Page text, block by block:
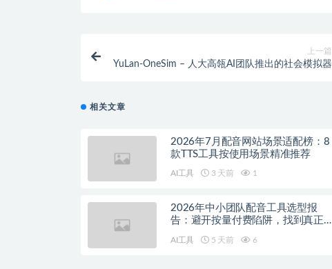
上一篇
YuLan-OneSim – 人大高瓴AI团队推出的社会模拟器
相关文章
2026年7月配音网站场景适配榜：8
款TTS工具按使用场景精准推荐
AI工具 3 天前 1
2026年中小团队配音工具选型报
告：避开按量付费陷阱，找到真正的
AI工具 5 天前 6